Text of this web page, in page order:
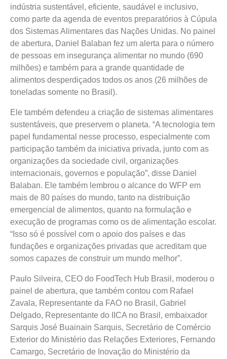
indústria sustentável, eficiente, saudável e inclusivo,
como parte da agenda de eventos preparatórios à Cúpula
dos Sistemas Alimentares das Nações Unidas. No painel
de abertura, Daniel Balaban fez um alerta para o número
de pessoas em insegurança alimentar no mundo (690
milhões) e também para a grande quantidade de
alimentos desperdiçados todos os anos (26 milhões de
toneladas somente no Brasil).
Ele também defendeu a criação de sistemas alimentares
sustentáveis, que preservem o planeta. “A tecnologia tem
papel fundamental nesse processo, especialmente com
participação também da iniciativa privada, junto com as
organizações da sociedade civil, organizações
internacionais, governos e população”, disse Daniel
Balaban. Ele também lembrou o alcance do WFP em
mais de 80 países do mundo, tanto na distribuição
emergencial de alimentos, quanto na formulação e
execução de programas como os de alimentação escolar.
“Isso só é possível com o apoio dos países e das
fundações e organizações privadas que acreditam que
somos capazes de construir um mundo melhor”.
Paulo Silveira, CEO do FoodTech Hub Brasil, moderou o
painel de abertura, que também contou com Rafael
Zavala, Representante da FAO no Brasil, Gabriel
Delgado, Representante do IICA no Brasil, embaixador
Sarquis José Buainain Sarquis, Secretário de Comércio
Exterior do Ministério das Relações Exteriores, Fernando
Camargo, Secretário de Inovação do Ministério da